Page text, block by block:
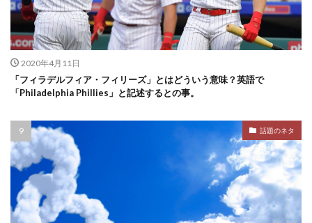
2020年4月11日
「フィラデルフィア・フィリーズ」とはどういう意味？英語で
「Philadelphia Phillies」と記述するとの事。
話題のネタ